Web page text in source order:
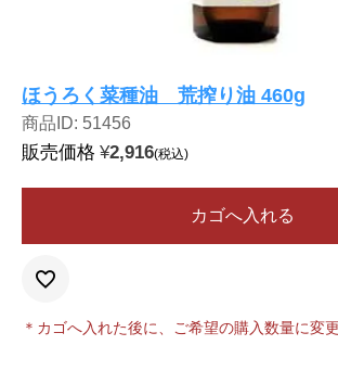
ほうろく菜種油 荒搾り油 460g
商品ID: 51456
販売価格 ¥2,916 税込
カゴへ入れる
＊カゴへ入れた後に、ご希望の購入数量に変